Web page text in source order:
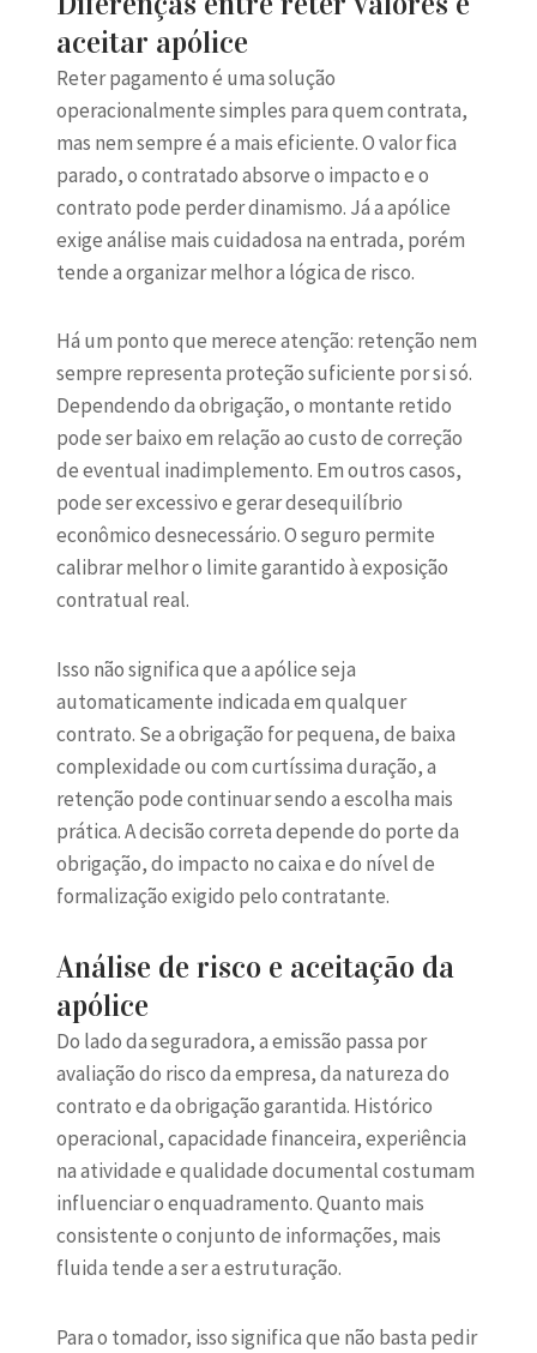
aceitar apólice
Reter pagamento é uma solução
operacionalmente simples para quem contrata,
mas nem sempre é a mais eficiente. O valor fica
parado, o contratado absorve o impacto e o
contrato pode perder dinamismo. Já a apólice
exige análise mais cuidadosa na entrada, porém
tende a organizar melhor a lógica de risco.
Há um ponto que merece atenção: retenção nem
sempre representa proteção suficiente por si só.
Dependendo da obrigação, o montante retido
pode ser baixo em relação ao custo de correção
de eventual inadimplemento. Em outros casos,
pode ser excessivo e gerar desequilíbrio
econômico desnecessário. O seguro permite
calibrar melhor o limite garantido à exposição
contratual real.
Isso não significa que a apólice seja
automaticamente indicada em qualquer
contrato. Se a obrigação for pequena, de baixa
complexidade ou com curtíssima duração, a
retenção pode continuar sendo a escolha mais
prática. A decisão correta depende do porte da
obrigação, do impacto no caixa e do nível de
formalização exigido pelo contratante.
Análise de risco e aceitação da
apólice
Do lado da seguradora, a emissão passa por
avaliação do risco da empresa, da natureza do
contrato e da obrigação garantida. Histórico
operacional, capacidade financeira, experiência
na atividade e qualidade documental costumam
influenciar o enquadramento. Quanto mais
consistente o conjunto de informações, mais
fluida tende a ser a estruturação.
Para o tomador, isso significa que não basta pedir